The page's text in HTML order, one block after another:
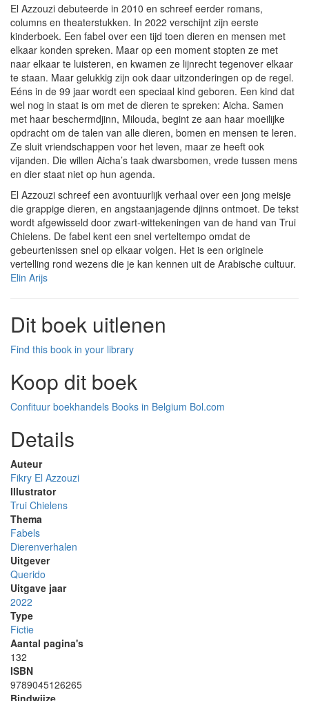
El Azzouzi debuteerde in 2010 en schreef eerder romans,
columns en theaterstukken. In 2022 verschijnt zijn eerste
kinderboek. Een fabel over een tijd toen dieren en mensen met
elkaar konden spreken. Maar op een moment stopten ze met
naar elkaar te luisteren, en kwamen ze lijnrecht tegenover elkaar
te staan. Maar gelukkig zijn ook daar uitzonderingen op de regel.
Eéns in de 99 jaar wordt een speciaal kind geboren. Een kind dat
wel nog in staat is om met de dieren te spreken: Aicha. Samen
met haar beschermdjinn, Milouda, begint ze aan haar moeilijke
opdracht om de talen van alle dieren, bomen en mensen te leren.
Ze sluit vriendschappen voor het leven, maar ze heeft ook
vijanden. Die willen Aicha’s taak dwarsbomen, vrede tussen mens
en dier staat niet op hun agenda.
El Azzouzi schreef een avontuurlijk verhaal over een jong meisje
die grappige dieren, en angstaanjagende djinns ontmoet. De tekst
wordt afgewisseld door zwart-wittekeningen van de hand van Trui
Chielens. De fabel kent een snel verteltempo omdat de
gebeurtenissen snel op elkaar volgen. Het is een originele
vertelling rond wezens die je kan kennen uit de Arabische cultuur.
Elin Arijs
Dit boek uitlenen
Find this book in your library
Koop dit boek
Confituur boekhandels Books in Belgium Bol.com
Details
Auteur
Fikry El Azzouzi
Illustrator
Trui Chielens
Thema
Fabels
Dierenverhalen
Uitgever
Querido
Uitgave jaar
2022
Type
Fictie
Aantal pagina's
132
ISBN
9789045126265
Bindwijze